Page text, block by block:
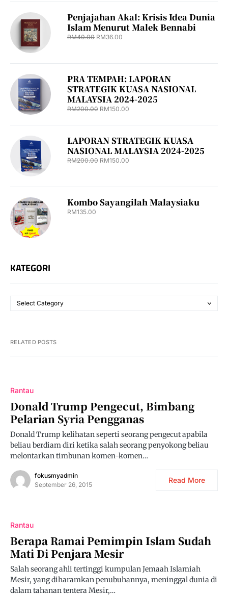
Penjajahan Akal: Krisis Idea Dunia
Islam Menurut Malek Bennabi
RM40.00 RM36.00
PRA TEMPAH: LAPORAN
STRATEGIK KUASA NASIONAL
MALAYSIA 2024-2025
RM200.00 RM150.00
LAPORAN STRATEGIK KUASA
NASIONAL MALAYSIA 2024-2025
RM200.00 RM150.00
Kombo Sayangilah Malaysiaku
RM135.00
KATEGORI
RELATED POSTS
Rantau
Donald Trump Pengecut, Bimbang
Pelarian Syria Pengganas
Donald Trump kelihatan seperti seorang pengecut apabila
beliau berdiam diri ketika salah seorang penyokong beliau
melontarkan timbunan komen-komen…
fokusmyadmin
September 26, 2015
Read More
Rantau
Berapa Ramai Pemimpin Islam Sudah
Mati Di Penjara Mesir
Salah seorang ahli tertinggi kumpulan Jemaah Islamiah
Mesir, yang diharamkan penubuhannya, meninggal dunia di
dalam tahanan tentera Mesir,…